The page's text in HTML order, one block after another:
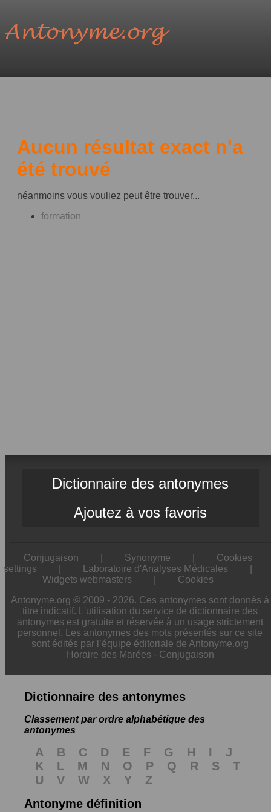
Aucun résultat exact n'a
été trouvé
néanmoins vous vouliez peut être trouver...
formation
Dictionnaire des antonymes
Ajoutez à vos favoris
Conjugaison Synonyme
Cookies
settings
Laboratoire d'Analyses Médicales
Widgets webmasters
Cookies
Antonyme.org © 2009 - 2026. Ces antonymes sont donnés à
titre indicatif. L'utilisation du service de dictionnaire des
antonymes est gratuite et réservée à un usage strictement
personnel. Les antonymes des mots présentés sur ce site
sont édités par l’équipe éditoriale de Antonyme.org
Horaire des Marées - Conjugaison
Dictionnaire des antonymes
Classement par ordre alphabétique des
antonymes
A B C D E F G H I
J
K
L M N O P Q R S
T
U
V W X Y
Z
Antonyme définition